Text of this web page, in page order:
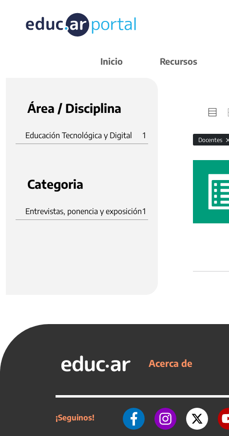
Inicio Recursos
Área / Disciplina
Educación Tecnológica y Digital 1
Categoria
Entrevistas, ponencia y exposición1
Docentes
Acerca de
¡Seguinos!